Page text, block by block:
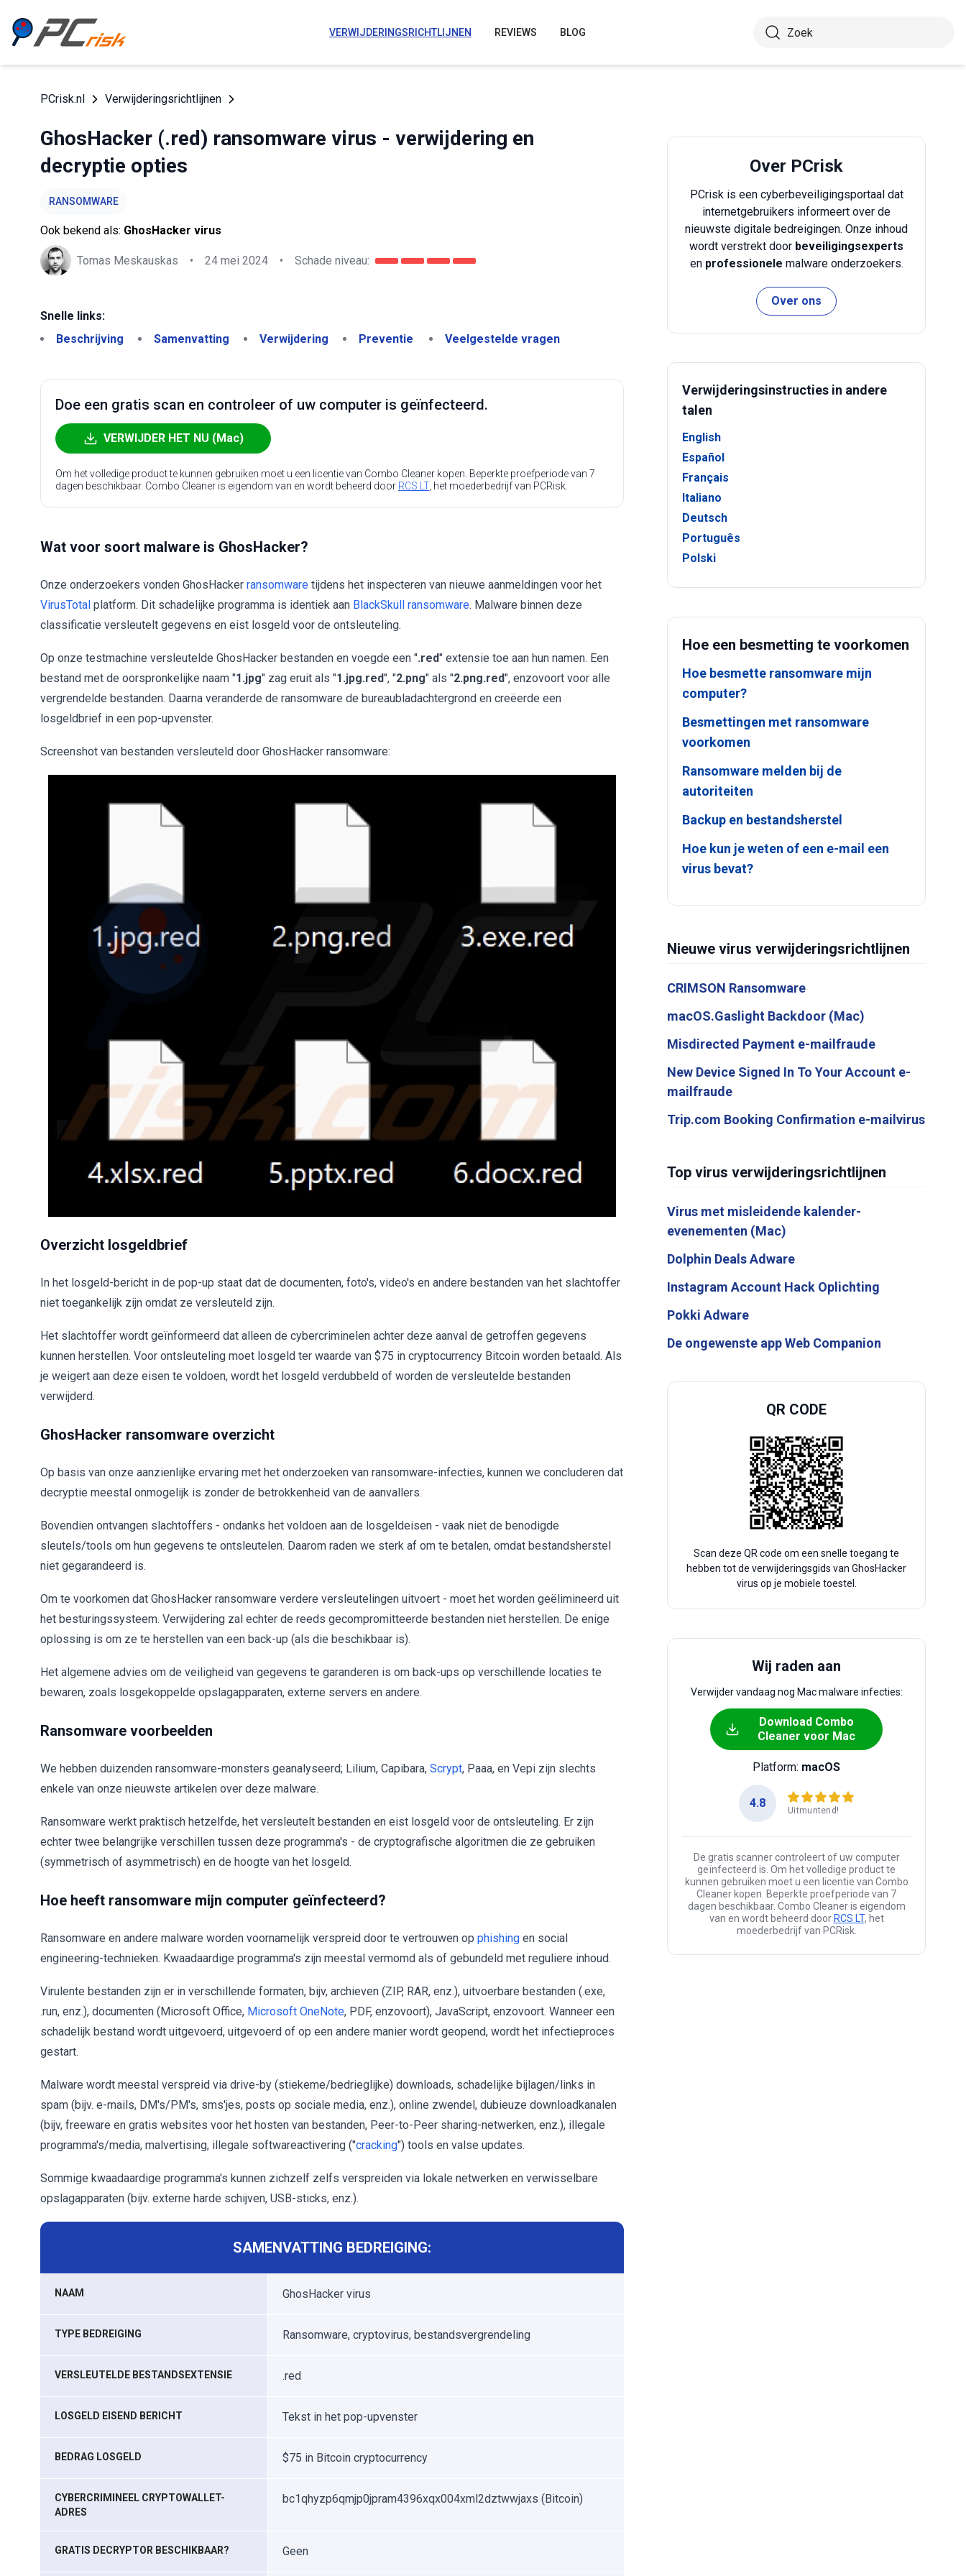
VERWIJDERINGSRICHTLIJNEN REVIEWS BLOG
PCrisk.nl Verwijderingsrichtlijnen
GhosHacker (.red) ransomware virus - verwijdering en
decryptie opties
RANSOMWARE
Ook bekend als: GhosHacker virus
Tomas Meskauskas • 24 mei 2024 • Schade niveau:
Snelle links:
Beschrijving
Samenvatting Verwijdering Preventie Veelgestelde vragen
Doe een gratis scan en controleer of uw computer is geïnfecteerd.
VERWIJDER HET NU (Mac)
Om het volledige product te kunnen gebruiken moet u een licentie van Combo Cleaner kopen. Beperkte proefperiode van 7
dagen beschikbaar. Combo Cleaner is eigendom van en wordt beheerd door RCS LT, het moederbedrijf van PCRisk.
Wat voor soort malware is GhosHacker?
Onze onderzoekers vonden GhosHacker ransomware tijdens het inspecteren van nieuwe aanmeldingen voor het
VirusTotal platform. Dit schadelijke programma is identiek aan BlackSkull ransomware. Malware binnen deze
classificatie versleutelt gegevens en eist losgeld voor de ontsleuteling.
Op onze testmachine versleutelde GhosHacker bestanden en voegde een ".red" extensie toe aan hun namen. Een
bestand met de oorspronkelijke naam "1.jpg" zag eruit als "1.jpg.red", "2.png" als "2.png.red", enzovoort voor alle
vergrendelde bestanden. Daarna veranderde de ransomware de bureaubladachtergrond en creëerde een
losgeldbrief in een pop-upvenster.
Screenshot van bestanden versleuteld door GhosHacker ransomware:
Overzicht losgeldbrief
In het losgeld-bericht in de pop-up staat dat de documenten, foto's, video's en andere bestanden van het slachtoffer
niet toegankelijk zijn omdat ze versleuteld zijn.
Het slachtoffer wordt geïnformeerd dat alleen de cybercriminelen achter deze aanval de getroffen gegevens
kunnen herstellen. Voor ontsleuteling moet losgeld ter waarde van $75 in cryptocurrency Bitcoin worden betaald. Als
je weigert aan deze eisen te voldoen, wordt het losgeld verdubbeld of worden de versleutelde bestanden
verwijderd.
GhosHacker ransomware overzicht
Op basis van onze aanzienlijke ervaring met het onderzoeken van ransomware-infecties, kunnen we concluderen dat
decryptie meestal onmogelijk is zonder de betrokkenheid van de aanvallers.
Bovendien ontvangen slachtoffers - ondanks het voldoen aan de losgeldeisen - vaak niet de benodigde
sleutels/tools om hun gegevens te ontsleutelen. Daarom raden we sterk af om te betalen, omdat bestandsherstel
niet gegarandeerd is.
Om te voorkomen dat GhosHacker ransomware verdere versleutelingen uitvoert - moet het worden geëlimineerd uit
het besturingssysteem. Verwijdering zal echter de reeds gecompromitteerde bestanden niet herstellen. De enige
oplossing is om ze te herstellen van een back-up (als die beschikbaar is).
Het algemene advies om de veiligheid van gegevens te garanderen is om back-ups op verschillende locaties te
bewaren, zoals losgekoppelde opslagapparaten, externe servers en andere.
Ransomware voorbeelden
We hebben duizenden ransomware-monsters geanalyseerd; Lilium, Capibara, Scrypt, Paaa, en Vepi zijn slechts
enkele van onze nieuwste artikelen over deze malware.
Ransomware werkt praktisch hetzelfde, het versleutelt bestanden en eist losgeld voor de ontsleuteling. Er zijn
echter twee belangrijke verschillen tussen deze programma's - de cryptografische algoritmen die ze gebruiken
(symmetrisch of asymmetrisch) en de hoogte van het losgeld.
Hoe heeft ransomware mijn computer geïnfecteerd?
Ransomware en andere malware worden voornamelijk verspreid door te vertrouwen op phishing en social
engineering-technieken. Kwaadaardige programma's zijn meestal vermomd als of gebundeld met reguliere inhoud.
Virulente bestanden zijn er in verschillende formaten, bijv, archieven (ZIP, RAR, enz.), uitvoerbare bestanden (.exe,
.run, enz.), documenten (Microsoft Office, Microsoft OneNote, PDF, enzovoort), JavaScript, enzovoort. Wanneer een
schadelijk bestand wordt uitgevoerd, uitgevoerd of op een andere manier wordt geopend, wordt het infectieproces
gestart.
Malware wordt meestal verspreid via drive-by (stiekeme/bedrieglijke) downloads, schadelijke bijlagen/links in
spam (bijv. e-mails, DM's/PM's, sms'jes, posts op sociale media, enz.), online zwendel, dubieuze downloadkanalen
(bijv, freeware en gratis websites voor het hosten van bestanden, Peer-to-Peer sharing-netwerken, enz.), illegale
programma's/media, malvertising, illegale softwareactivering ("cracking") tools en valse updates.
Sommige kwaadaardige programma's kunnen zichzelf zelfs verspreiden via lokale netwerken en verwisselbare
opslagapparaten (bijv. externe harde schijven, USB-sticks, enz.).
SAMENVATTING BEDREIGING:
NAAM GhosHacker virus
TYPE BEDREIGING Ransomware, cryptovirus, bestandsvergrendeling
VERSLEUTELDE BESTANDSEXTENSIE .red
LOSGELD EISEND BERICHT Tekst in het pop-upvenster
BEDRAG LOSGELD $75 in Bitcoin cryptocurrency
CYBERCRIMINEEL CRYPTOWALLET-
ADRES
bc1qhyzp6qmjp0jpram4396xqx004xml2dztwwjaxs (Bitcoin)
GRATIS DECRYPTOR BESCHIKBAAR? Geen
Over PCrisk
PCrisk is een cyberbeveiligingsportaal dat
internetgebruikers informeert over de
nieuwste digitale bedreigingen. Onze inhoud
wordt verstrekt door beveiligingsexperts
en professionele malware onderzoekers.
Over ons
Verwijderingsinstructies in andere
talen
English
Español
Français
Italiano
Deutsch
Português
Polski
Hoe een besmetting te voorkomen
Hoe besmette ransomware mijn
computer?
Besmettingen met ransomware
voorkomen
Ransomware melden bij de
autoriteiten
Backup en bestandsherstel
Hoe kun je weten of een e-mail een
virus bevat?
Nieuwe virus verwijderingsrichtlijnen
CRIMSON Ransomware
macOS.Gaslight Backdoor (Mac)
Misdirected Payment e-mailfraude
New Device Signed In To Your Account e-
mailfraude
Trip.com Booking Confirmation e-mailvirus
Top virus verwijderingsrichtlijnen
Virus met misleidende kalender-
evenementen (Mac)
Dolphin Deals Adware
Instagram Account Hack Oplichting
Pokki Adware
De ongewenste app Web Companion
QR CODE
Scan deze QR code om een snelle toegang te
hebben tot de verwijderingsgids van GhosHacker
virus op je mobiele toestel.
Wij raden aan
Verwijder vandaag nog Mac malware infecties:
Download Combo
Cleaner voor Mac
Platform: macOS
4.8
Uitmuntend!
De gratis scanner controleert of uw computer
geïnfecteerd is. Om het volledige product te
kunnen gebruiken moet u een licentie van Combo
Cleaner kopen. Beperkte proefperiode van 7
dagen beschikbaar. Combo Cleaner is eigendom
van en wordt beheerd door RCS LT, het
moederbedrijf van PCRisk.